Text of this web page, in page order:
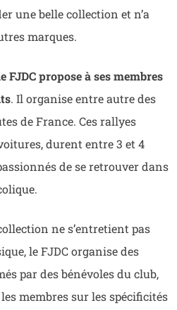
une belle collection et n’a
marques.
FJDC propose à ses membres
. Il organise entre autre des
de France. Ces rallyes
durent entre 3 et 4
de se retrouver dans
ne s’entretient pas
le FJDC organise des
par des bénévoles du club,
membres sur les spécificités